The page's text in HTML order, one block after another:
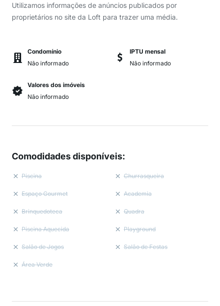
Utilizamos informações de anúncios publicados por
proprietários no site da Loft para trazer uma média.
Condomínio
Não informado
IPTU mensal
Não informado
Valores dos imóveis
Não informado
Comodidades disponíveis:
Piscina Churrasqueira
Espaço Gourmet Academia
Brinquedoteca Quadra
Piscina Aquecida Playground
Salão de Jogos Salão de Festas
Área Verde